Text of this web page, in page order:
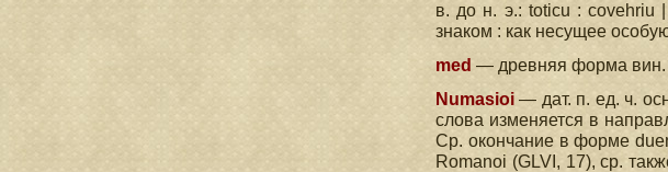
в. до н. э.: toticu : covehriu
знаком : как несущее
med — древняя форма вин.
Numasioi — дат. п. ед. ч.
слова изменяется в
Ср. окончание в форме
Romanoi (GLVI, 17), ср.